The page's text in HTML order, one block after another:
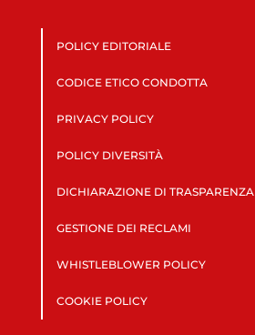
POLICY EDITORIALE
CODICE ETICO CONDOTTA
PRIVACY POLICY
POLICY DIVERSITÀ
DICHIARAZIONE DI TRASPARENZA
GESTIONE DEI RECLAMI
WHISTLEBLOWER POLICY
COOKIE POLICY